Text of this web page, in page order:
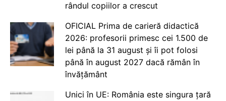
rândul copiilor a crescut
OFICIAL Prima de carieră didactică
2026: profesorii primesc cei 1.500 de
lei până la 31 august și îi pot folosi
până în august 2027 dacă rămân în
învățământ
Unici în UE: România este singura țară